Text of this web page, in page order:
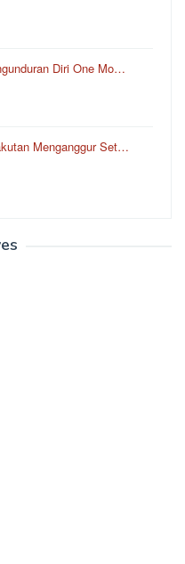
Diri One Mo…
Menganggur Set…